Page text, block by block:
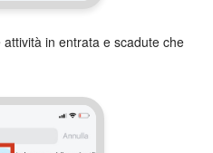
in entrata e scadute che